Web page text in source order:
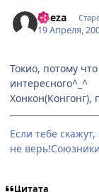
Cheza
19 Апреля,
Токио, потому
интересного^_^
Хонкон(Конгонг),
Если тебе
не
Цитата